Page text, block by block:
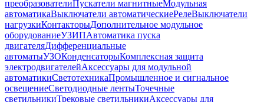
преобразователиПускатели магнитныеМодульная
автоматикаВыключатели автоматическиеРелеВыключатели
нагрузкиКонтакторыДополнительное модульное
оборудованиеУЗИПАвтоматика пуска
двигателяДифференциальные
автоматыУЗОКонденсаторыКомплексная защита
электродвигателейАксессуары для модульной
автоматикиСветотехникаПромышленное и сигнальное
освещениеСветодиодные лентыТочечные
светильникиТрековые светильникиАксессуары для